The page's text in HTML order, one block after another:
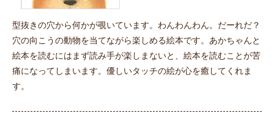
型抜きの穴から何かが覗いています。わんわんわん。だーれだ？
穴の向こうの動物を当てながら楽しめる絵本です。あかちゃんと
絵本を読むにはまず読み手が楽しまないと、絵本を読むことが苦
痛になってしまいます。優しいタッチの絵が心を癒してくれま
す。